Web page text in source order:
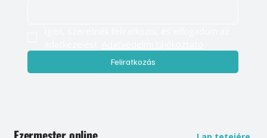
Feliratkozás